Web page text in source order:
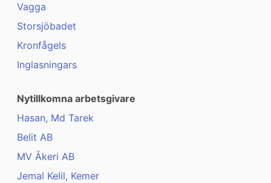
Vagga
Storsjöbadet
Kronfågels
Inglasningars
Nytillkomna arbetsgivare
Hasan, Md Tarek
Belit AB
MV Åkeri AB
Jemal Kelil, Kemer